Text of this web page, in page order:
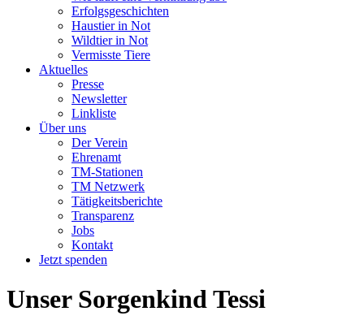
Erfolgsgeschichten
Haustier in Not
Wildtier in Not
Vermisste Tiere
Aktuelles
Presse
Newsletter
Linkliste
Über uns
Der Verein
Ehrenamt
TM-Stationen
TM Netzwerk
Tätigkeitsberichte
Transparenz
Jobs
Kontakt
Jetzt spenden
Unser Sorgenkind Tessi